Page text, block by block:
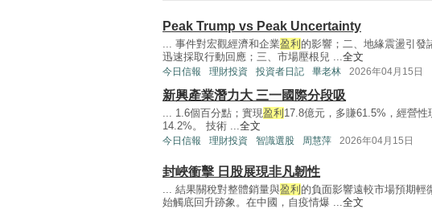
Peak Trump vs Peak Uncertainty
... 事件對宏觀經濟和企業盈利 的影響；二、地緣震盪引發
迅速採取行動回應；三、市場壓根兒 ...全文
今日信報 理財投資 投資者日記 畢老林 2026年04月15日
新興產業潛力大 三一國際分段吸
... 1.6個百分點；實現盈利 17.8億元，多賺61.5%，經營
14.2%。 技術 ...全文
今日信報 理財投資 智識選股 周慧萍 2026年04月15日
封峽衝擊 日股展現非凡韌性
... 結果關稅對整體銷量與盈利 的負面影響遠較市場預期輕
始觸底回升跡象。在中國，自疫情爆 ... 全文